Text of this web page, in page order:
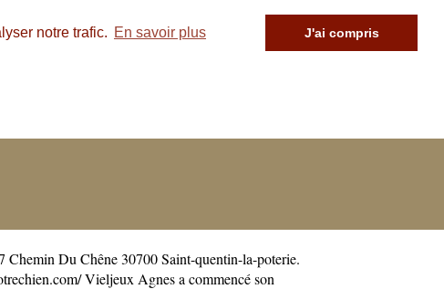
notre trafic. En savoir plus J'ai compris
Chemin Du Chêne 30700 Saint-quentin-la-poterie.
Vieljeux Agnes a commencé son